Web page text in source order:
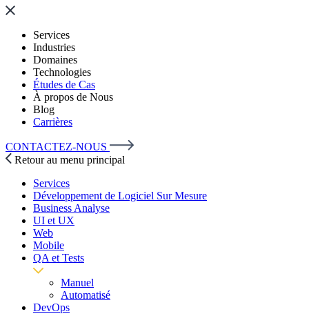
Services
Industries
Domaines
Technologies
Études de Cas
À propos de Nous
Blog
Carrières
CONTACTEZ-NOUS
Retour au menu principal
Services
Développement de Logiciel Sur Mesure
Business Analyse
UI et UX
Web
Mobile
QA et Tests
Manuel
Automatisé
DevOps